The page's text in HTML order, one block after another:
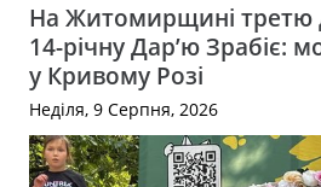
На Житомирщині третю
14-річну Дар’ю Зрабіє:
у Кривому Розі
Неділя, 9 Серпня, 2026